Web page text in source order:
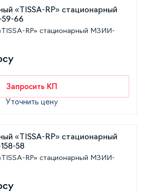
RP» стационарный МЗИИ-
Запросить КП
Уточнить цену
RP» стационарный МЗИИ-